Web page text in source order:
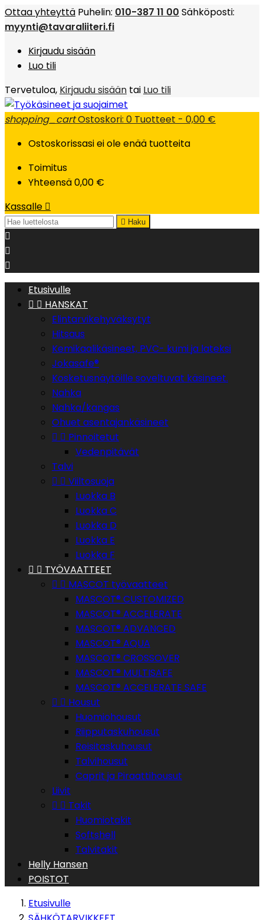
Ottaa yhteyttä Puhelin: 010-387 11 00 Sähköposti:
myynti@tavaraliiteri.fi
Kirjaudu sisään
Luo tili
Tervetuloa, Kirjaudu sisään tai Luo tili
shopping_cartOstoskori: 0 Tuotteet - 0,00 €
Ostoskorissasi ei ole enää tuotteita
Toimitus
Yhteensä0,00 €
Kassalle 
 Haku



Etusivulle
  HANSKAT
Elintarvikehyväksytyt
Hitsaus
Kemikaalikäsineet, PVC- kumi ja lateksi
Jokasafe®
Kosketusnäytöille soveltuvat käsineet.
Nahka
Nahka/kangas
Ohuet asentajankäsineet
  Pinnoitetut
Vedenpitävät
Talvi
  Viiltosuoja
Luokka B
Luokka C
Luokka D
Luokka E
Luokka F
  TYÖVAATTEET
  MASCOT työvaatteet
MASCOT® CUSTOMIZED
MASCOT® ACCELERATE
MASCOT® ADVANCED
MASCOT® AQUA
MASCOT® CROSSOVER
MASCOT® MULTISAFE
MASCOT® ACCELERATE SAFE
  Housut
Huomiohousut
Riipputaskuhousut
Reisitaskuhousut
Talvihousut
Caprit ja Piraattihousut
Liivit
  Takit
Huomiotakit
Softshell
Talvitakit
Helly Hansen
POISTOT
Etusivulle